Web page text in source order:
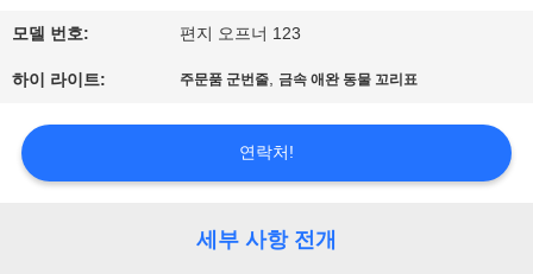
장
여
행
모델 번호: 편지 오프너 123
하이 라이트: 주문품 군번줄, 금속 애완 동물 꼬리표
연락처!
세부 사항 전개